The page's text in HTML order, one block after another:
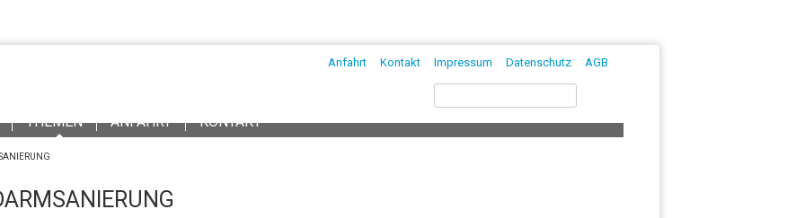
Anfahrt Kontakt Impressum Datenschutz
AGB
Suchen
nach:
THEMEN ANFAHRT KONTAKT